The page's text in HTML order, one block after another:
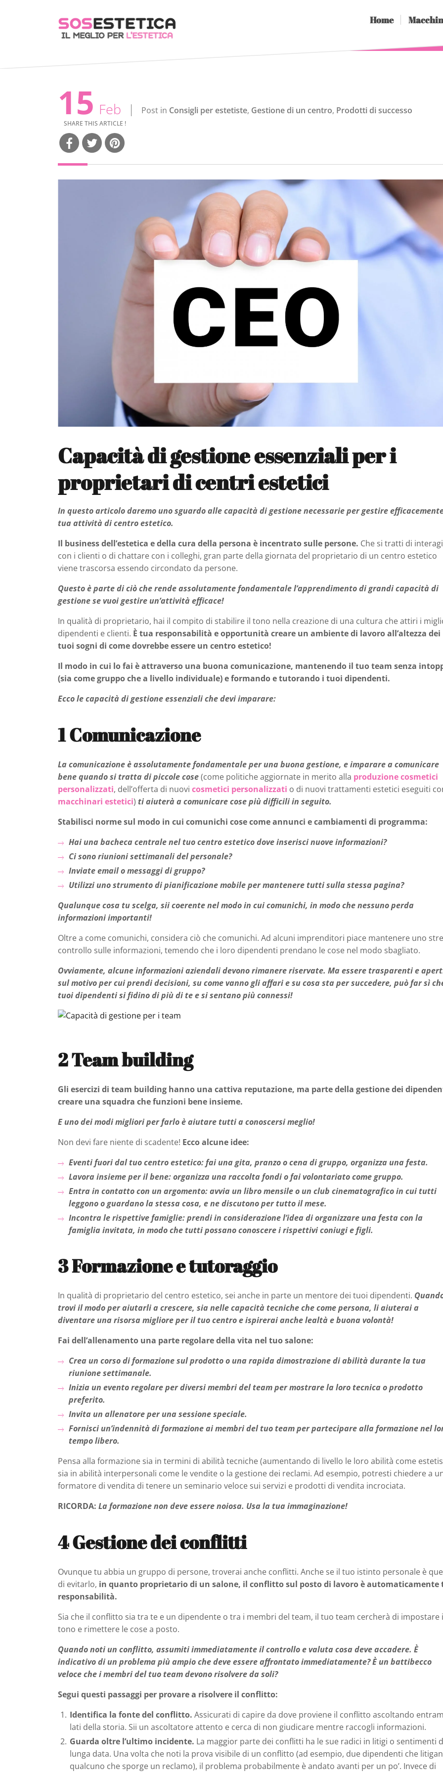
Home
15 Feb Post in Consigli per estetiste, Gestione di un centro, Prodotti di successo
SHARE THIS ARTICLE !
Capacità di gestione essenziali per i
proprietari di centri estetici
In questo articolo daremo uno sguardo alle capacità di gestione necessarie per gestire
tua attività di centro estetico.
Il business dell’estetica e della cura della persona è incentrato sulle persone. Che si tratti di
con i clienti o di chattare con i colleghi, gran parte della giornata del proprietario di un centro estetico
viene trascorsa essendo circondato da persone.
Questo è parte di ciò che rende assolutamente fondamentale l’apprendimento di grandi capacità di
gestione se vuoi gestire un’attività efficace!
In qualità di proprietario, hai il compito di stabilire il tono nella creazione di una cultura che attiri i
dipendenti e clienti. È tua responsabilità e opportunità creare un ambiente di lavoro all’altezza dei
tuoi sogni di come dovrebbe essere un centro estetico!
Il modo in cui lo fai è attraverso una buona comunicazione, mantenendo il tuo team senza
(sia come gruppo che a livello individuale) e formando e tutorando i tuoi dipendenti.
Ecco le capacità di gestione essenziali che devi imparare:
1Comunicazione
La comunicazione è assolutamente fondamentale per una buona gestione, e imparare a comunicare
bene quando si tratta di piccole cose(come politiche aggiornate in merito alla produzione cosmetici
personalizzati, dell’offerta di nuovi cosmetici personalizzati o di nuovi trattamenti estetici eseguiti
macchinari estetici) ti aiuterà a comunicare cose più difficili in seguito.
Stabilisci norme sul modo in cui comunichi cose come annunci e cambiamenti di programma:
Hai una bacheca centrale nel tuo centro estetico dove inserisci nuove informazioni?
Ci sono riunioni settimanali del personale?
Inviate email o messaggi di gruppo?
Utilizzi uno strumento di pianificazione mobile per mantenere tutti sulla stessa pagina?
Qualunque cosa tu scelga, sii coerente nel modo in cui comunichi, in modo che nessuno perda
informazioni importanti!
Oltre a come comunichi, considera ciò che comunichi. Ad alcuni imprenditori piace mantenere uno
controllo sulle informazioni, temendo che i loro dipendenti prendano le cose nel modo sbagliato.
Ovviamente, alcune informazioni aziendali devono rimanere riservate. Ma essere trasparenti e
sul motivo per cui prendi decisioni, su come vanno gli affari e su cosa sta per succedere, può far sì
tuoi dipendenti si fidino di più di te e si sentano più connessi!
2Team building
Gli esercizi di team building hanno una cattiva reputazione, ma parte della gestione dei
creare una squadra che funzioni bene insieme.
E uno dei modi migliori per farlo è aiutare tutti a conoscersi meglio!
Non devi fare niente di scadente! Ecco alcune idee:
Eventi fuori dal tuo centro estetico: ​​fai una gita, pranzo o cena di gruppo, organizza una festa.
Lavora insieme per il bene: organizza una raccolta fondi o fai volontariato come gruppo.
Entra in contatto con un argomento: avvia un libro mensile o un club cinematografico in cui tutti
leggono o guardano la stessa cosa, e ne discutono per tutto il mese.
Incontra le rispettive famiglie: prendi in considerazione l’idea di organizzare una festa con la
famiglia invitata, in modo che tutti possano conoscere i rispettivi coniugi e figli.
3Formazione e tutoraggio
In qualità di proprietario del centro estetico, sei anche in parte un mentore dei tuoi dipendenti.
trovi il modo per aiutarli a crescere, sia nelle capacità tecniche che come persona, li aiuterai a
diventare una risorsa migliore per il tuo centro e ispirerai anche lealtà e buona volontà!
Fai dell’allenamento una parte regolare della vita nel tuo salone:
Crea un corso di formazione sul prodotto o una rapida dimostrazione di abilità durante la tua
riunione settimanale.
Inizia un evento regolare per diversi membri del team per mostrare la loro tecnica o prodotto
preferito.
Invita un allenatore per una sessione speciale.
Fornisci un’indennità di formazione ai membri del tuo team per partecipare alla formazione nel
tempo libero.
Pensa alla formazione sia in termini di abilità tecniche (aumentando di livello le loro abilità come
sia in abilità interpersonali come le vendite o la gestione dei reclami. Ad esempio, potresti chiedere a
formatore di vendita di tenere un seminario veloce sui servizi e prodotti di vendita incrociata.
RICORDA: La formazione non deve essere noiosa. Usa la tua immaginazione!
4Gestione dei conflitti
Ovunque tu abbia un gruppo di persone, troverai anche conflitti. Anche se il tuo istinto personale è
di evitarlo, in quanto proprietario di un salone, il conflitto sul posto di lavoro è automaticamente
responsabilità.
Sia che il conflitto sia tra te e un dipendente o tra i membri del team, il tuo team cercherà di impostare
tono e rimettere le cose a posto.
Quando noti un conflitto, assumiti immediatamente il controllo e valuta cosa deve accadere. È
indicativo di un problema più ampio che deve essere affrontato immediatamente? È un battibecco
veloce che i membri del tuo team devono risolvere da soli?
Segui questi passaggi per provare a risolvere il conflitto:
Identifica la fonte del conflitto. Assicurati di capire da dove proviene il conflitto ascoltando
lati della storia. Sii un ascoltatore attento e cerca di non giudicare mentre raccogli informazioni.
Guarda oltre l’ultimo incidente. La maggior parte dei conflitti ha le sue radici in litigi o sentimenti
lunga data. Una volta che noti la prova visibile di un conflitto (ad esempio, due dipendenti che
qualcuno che sporge un reclamo), il problema probabilmente è andato avanti per un po’. Invece di